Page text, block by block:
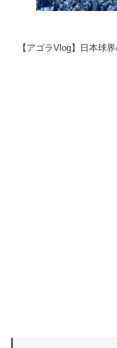
【アゴラVlog】日本球